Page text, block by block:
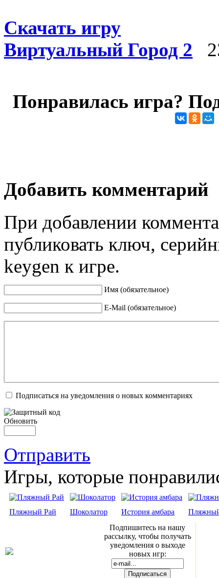
Скачать игру
Виртуальный Город 2
Понравилась игра?
Добавить комментарий
При добавлении
публиковать ключ,
keygen к игре.
Имя (обязательное)
E-Mail (обязательное)
Подписаться на уведомления о новых комментариях
Обновить
Отправить
Игры, которые
Пляжный Рай Шоколатор История амбара
Подпишитесь на нашу
рассылку, чтобы получать
уведомления о выходе
новых игр: